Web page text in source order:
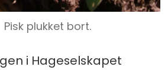
Pisk plukket bort.
i Hageselskapet